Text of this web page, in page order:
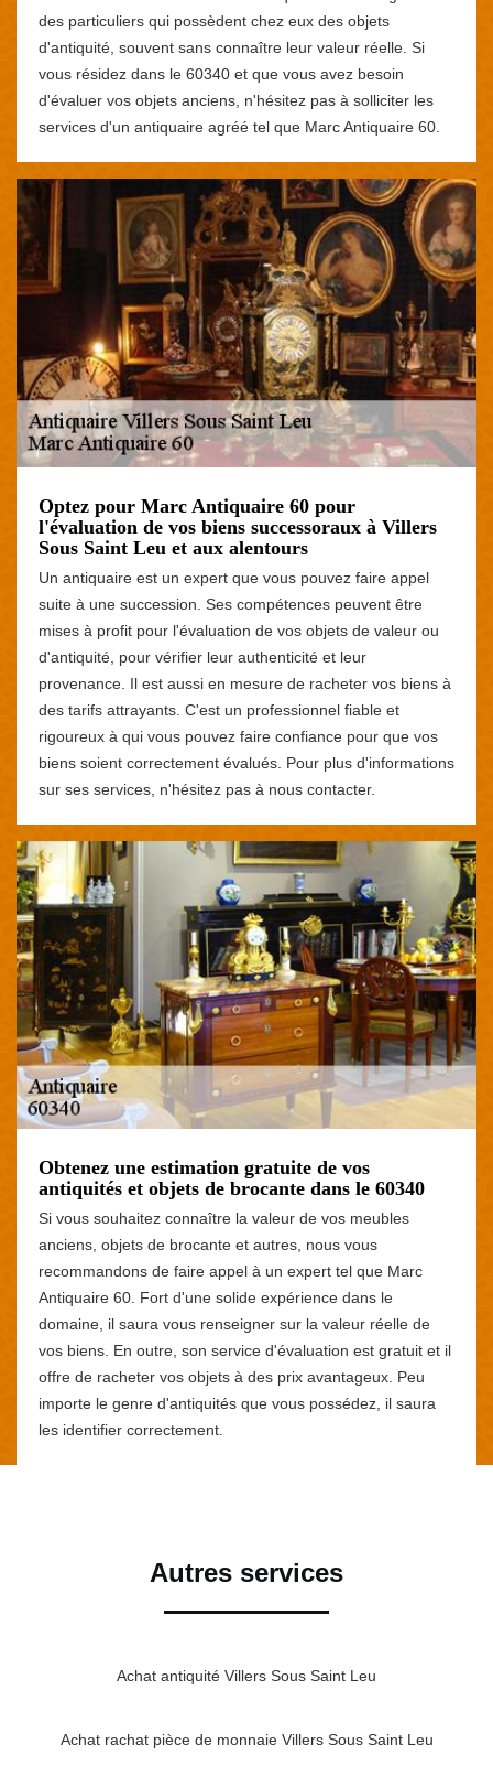
des particuliers qui possèdent chez eux des objets
d'antiquité, souvent sans connaître leur valeur réelle. Si
vous résidez dans le 60340 et que vous avez besoin
d'évaluer vos objets anciens, n'hésitez pas à solliciter les
services d'un antiquaire agréé tel que Marc Antiquaire 60.
Optez pour Marc Antiquaire 60 pour
l'évaluation de vos biens successoraux à Villers
Sous Saint Leu et aux alentours
Un antiquaire est un expert que vous pouvez faire appel
suite à une succession. Ses compétences peuvent être
mises à profit pour l'évaluation de vos objets de valeur ou
d'antiquité, pour vérifier leur authenticité et leur
provenance. Il est aussi en mesure de racheter vos biens à
des tarifs attrayants. C'est un professionnel fiable et
rigoureux à qui vous pouvez faire confiance pour que vos
biens soient correctement évalués. Pour plus d'informations
sur ses services, n'hésitez pas à nous contacter.
Obtenez une estimation gratuite de vos
antiquités et objets de brocante dans le 60340
Si vous souhaitez connaître la valeur de vos meubles
anciens, objets de brocante et autres, nous vous
recommandons de faire appel à un expert tel que Marc
Antiquaire 60. Fort d'une solide expérience dans le
domaine, il saura vous renseigner sur la valeur réelle de
vos biens. En outre, son service d'évaluation est gratuit et il
offre de racheter vos objets à des prix avantageux. Peu
importe le genre d'antiquités que vous possédez, il saura
les identifier correctement.
Autres services
Achat antiquité Villers Sous Saint Leu
Achat rachat pièce de monnaie Villers Sous Saint Leu